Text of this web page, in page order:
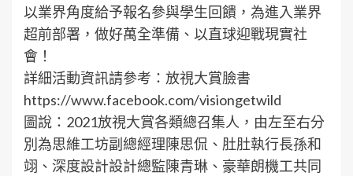
以業界角度給予報名參與學生回饋，為進入業界
超前部署，做好萬全準備、以直球迎戰現實社
會！
詳細活動資訊請參考：放視大賞臉書
https://www.facebook.com/visiongetwild
圖說：2021放視大賞各類總召集人，由左至右分
別為思維工坊副總經理陳思侃、肚肚執行長孫和
翊、深度設計設計總監陳青琳、豪華朗機工共同